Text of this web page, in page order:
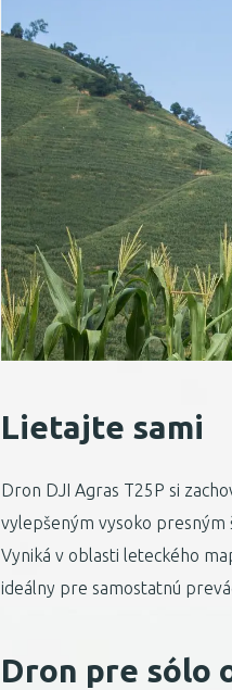
Lietajte sami
Dron DJI Agras T25P si
vylepšeným vysoko presným
Vyniká v oblasti leteckého
ideálny pre samostatnú
Dron pre sólo